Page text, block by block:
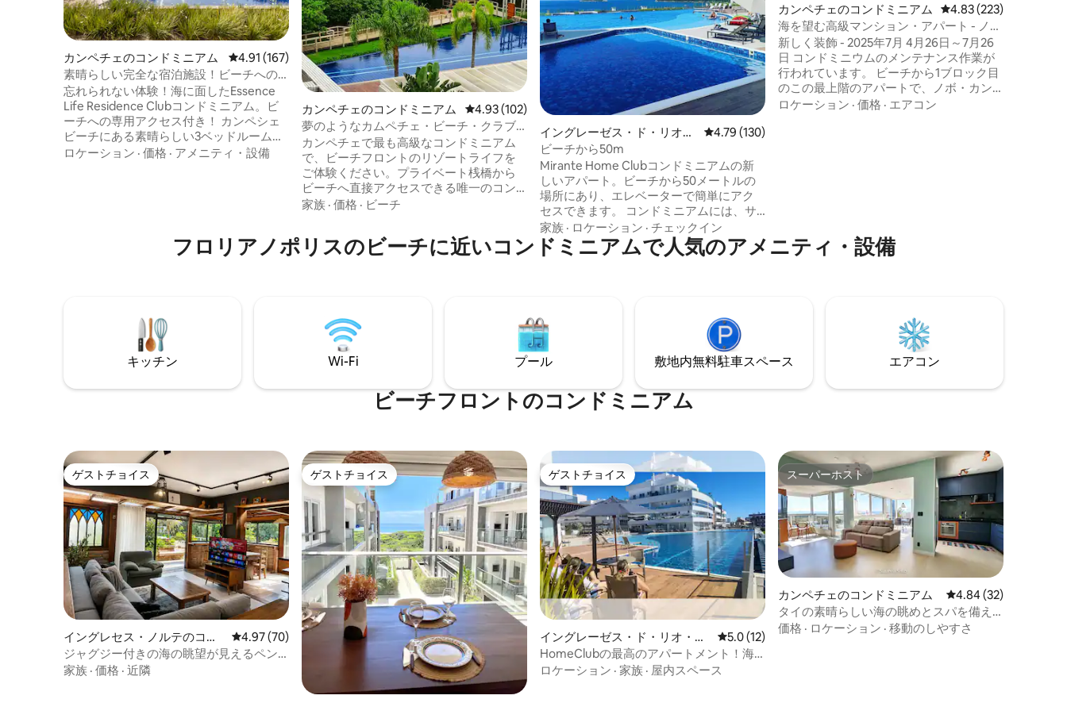
カンペチェのコンドミニアム レビュー167件、5つ星中4.91つ星の平均評価
4.91 (167)
素晴らしい完全な宿泊施設！ビーチへの
専用入り口付き
忘れられない体験！海に面したEssence
Life Residence Clubコンドミニアム。ビ
ーチへの専用アクセス付き！ カンペシェ
ビーチにある素晴らしい3ベッドルームの
アパートメント。ガウマートバルコニー
ネス スペース、設備の整ったプレイルー
ム、サウナ、ゲームルーム、ビーチクラ
ロケーション · 価格 · アメニティ・設備
カンペチェのコンドミニアム レビュー102件、5つ星中4.93つ星の平均評価
4.93 (102)
夢のようなカムペチェ・ビーチ・クラブ
のアパート - 砂浜に足を踏み入れる - 3D
カンペチェで最も高級なコンドミニアム
で、ビーチフロントのリゾートライフを
ご体験ください。プライベート桟橋から
ビーチへ直接アクセスできる唯一のコン
ドミニアムです。細部に至るまで、快適
りをお届けするために設計されていま
す。 ラッププール、サウナ、ジム、プレ
い。洗練された雰囲気、プライバシー、
そして忘れられない体験を求める方に最
適です。
家族 · 価格 · ビーチ
イングレーゼス・ド・リオ・
ヴェルメーリョのコンドミニ
アム
レビュー130件、5つ星中4.79つ星の平均評価
4.79 (130)
ビーチから50m
Mirante Home Clubコンドミニアムの新
しいアパート。ビーチから50メートルの
場所にあり、エレベーターで簡単にアク
セスできます。 コンドミニアムには、サ
ンタカタリーナ州最大のインフィニティ
プールがあり、ビーチや砂丘全体の素晴
らしい景色を眺めることができます。温
が2台分あり、海側の眺めが楽しめます。
寝室とリビングルームにはエアコン、ア
パートにはベッドリネンとバスタオルが
含まれています。
家族 · ロケーション · チェックイン
カンペチェのコンドミニアム レビュー223件、5つ
4.83 (223)
海を望む高級マンション・アパート - ノ
ボ・カンペチェ
新しく装飾 - 2025年7月 4月26日～7月26
日 コンドミニウムのメンテナンス作業が
行われています。 ビーチから1ブロック目
のこの最上階のアパートで、ノボ・カン
ペチェの豊かなエリアでの贅沢な暮らし
ロケーション · 価格 · エアコン
フロリアノポリスのビーチに近いコンドミニアムで人気のアメニティ・設備
キッチン Wi-Fi プール 敷地内無料駐⁠車ス⁠ペ⁠ー⁠ス エアコン
ビーチフロントのコンドミニアム
ゲストチョイス
ゲストチョイス
イングレセス・ノルテのコン
ドミニアム
レビュー70件、5つ星中4.97つ星の平均評価
4.97 (70)
ジャグジー付きの海の眺望が見えるペン
トハウス | イングレセス
家族 · 価格 · 近隣
ゲストチョイス
ゲストチョイス ゲストチョイス
ゲストチョイス
イングレーゼス・ド・リオ・ヴ
ェルメーリョのコンドミニアム
レビュー12件、5つ星中5.0つ星の平均評価
5.0 (12)
HomeClubの最高のアパートメント！海
に面したエアコン完備のお部屋、ガレー
ロケーション · 家族 · 屋内スペース
スーパーホスト
スーパーホスト
カンペチェのコンドミニアム レビュー32件、5つ星
4.84 (32)
タイの素晴らしい海の眺めとスパを備え
た屋上！
価格 · ロケーション · 移動のしやすさ